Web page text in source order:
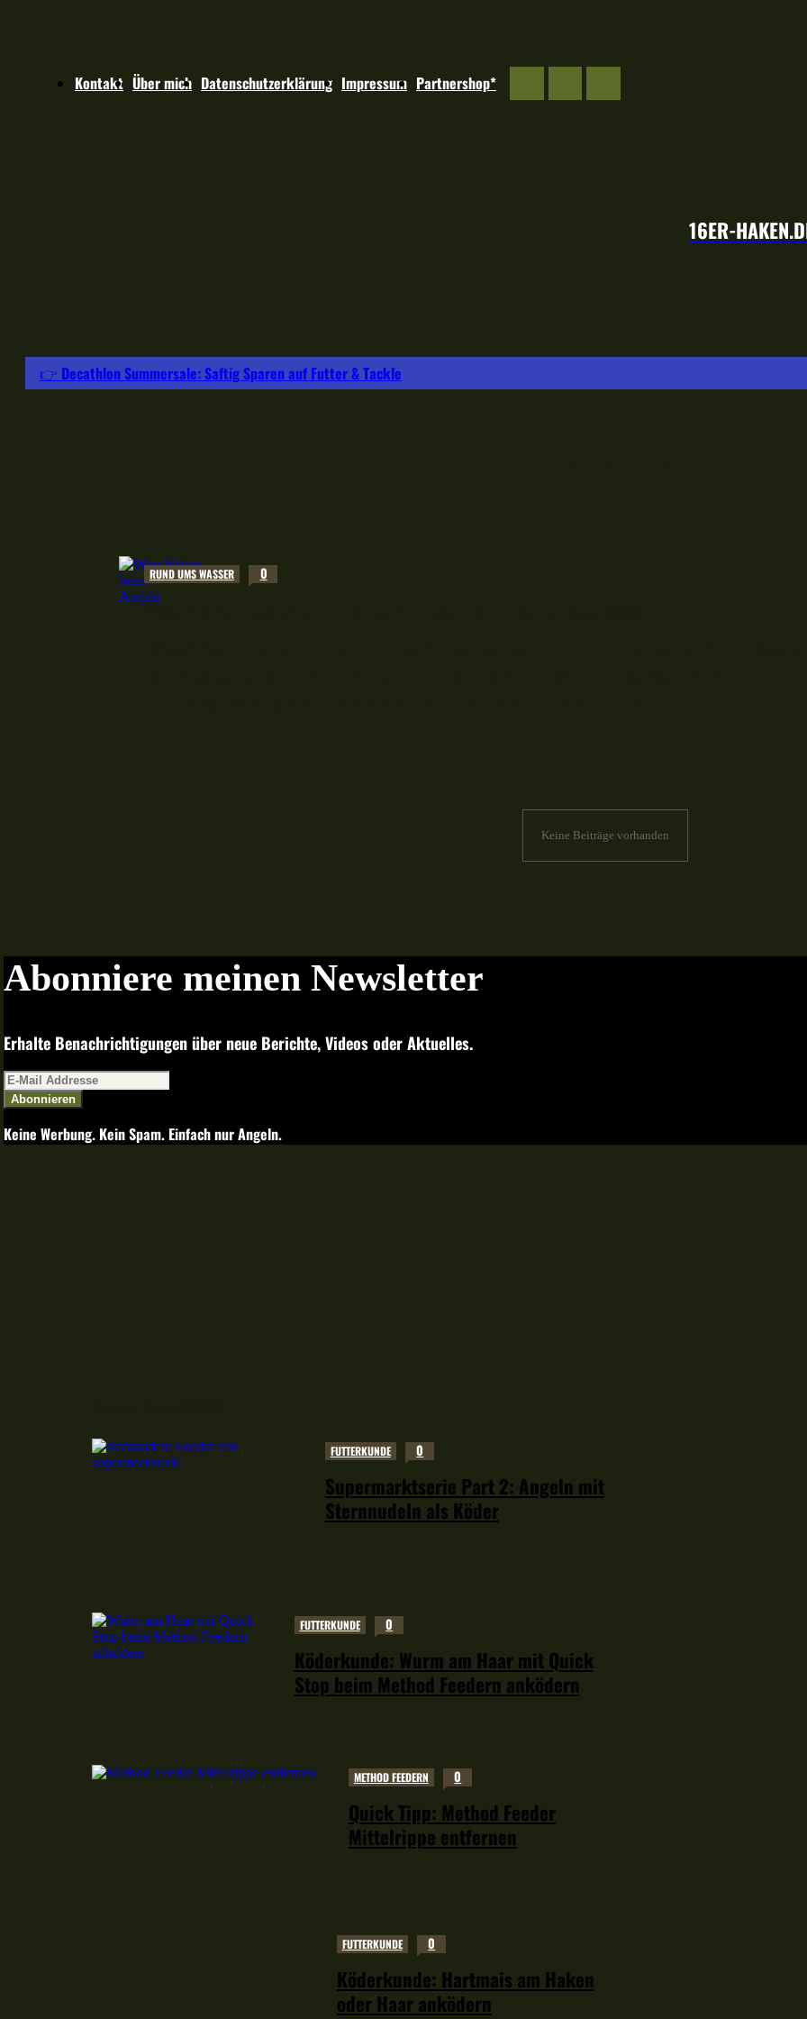
Kontakt Über mich Datenschutzerklärung Impressum Partnershop*
16ER-
👉 Decathlon Summersale: Saftig Sparen auf Futter & Tackle
RUND UMS WASSER 0
Waschbären besuchen mich beim Angeln am kleinen See 🦝😎
Keine Beiträge vorhanden
Abonniere meinen Newsletter
Erhalte Benachrichtigungen über neue Berichte, Videos oder Aktuelles.
Abonnieren
Keine Werbung. Kein Spam. Einfach nur Angeln.
FUTTERKUNDE 0
Supermarktserie Part 2: Angeln mit
Sternnudeln als Köder
FUTTERKUNDE 0
Köderkunde: Wurm am Haar mit Quick
Stop beim Method Feedern anködern
METHOD FEEDERN 0
Quick Tipp: Method Feeder
Mittelrippe entfernen
FUTTERKUNDE 0
Köderkunde: Hartmais am Haken
oder Haar anködern